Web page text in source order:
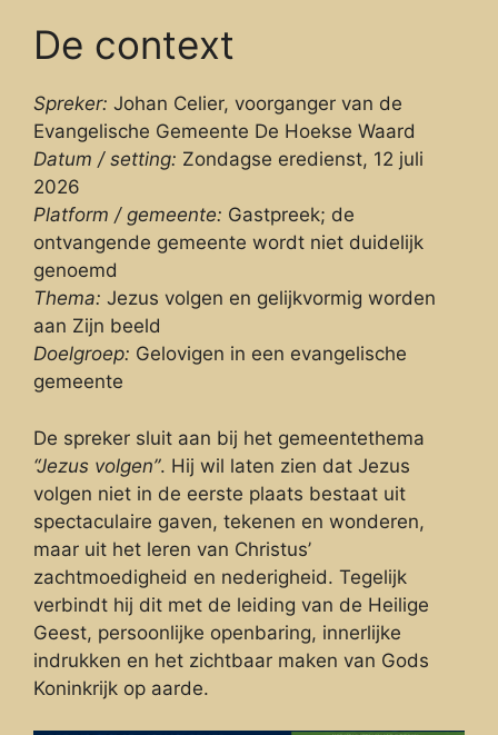
De context
Spreker: Johan Celier, voorganger van de
Evangelische Gemeente De Hoekse Waard
Datum / setting: Zondagse eredienst, 12 juli
2026
Platform / gemeente: Gastpreek; de
ontvangende gemeente wordt niet duidelijk
genoemd
Thema: Jezus volgen en gelijkvormig worden
aan Zijn beeld
Doelgroep: Gelovigen in een evangelische
gemeente
De spreker sluit aan bij het gemeentethema
“Jezus volgen”. Hij wil laten zien dat Jezus
volgen niet in de eerste plaats bestaat uit
spectaculaire gaven, tekenen en wonderen,
maar uit het leren van Christus’
zachtmoedigheid en nederigheid. Tegelijk
verbindt hij dit met de leiding van de Heilige
Geest, persoonlijke openbaring, innerlijke
indrukken en het zichtbaar maken van Gods
Koninkrijk op aarde.